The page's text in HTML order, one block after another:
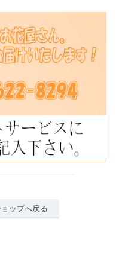
ョップへ戻る